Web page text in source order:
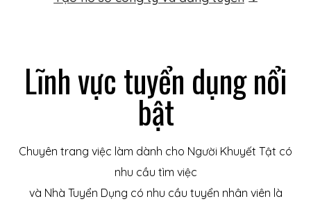
Lĩnh vực tuyển dụng nổi
bật
Chuyên trang việc làm dành cho Người Khuyết Tật có
nhu cầu tìm việc
và Nhà Tuyển Dụng có nhu cầu tuyển nhân viên là